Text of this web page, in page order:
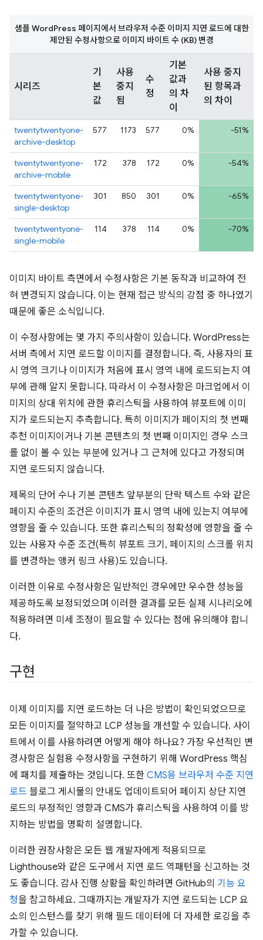
시리즈
기
본
값
사용
중지
됨
수
정
기본
값과
의 차
이
사용 중지
된 항목과
의 차이
twentytwentyone-
archive-desktop
577 1173 577 0% -51%
twentytwentyone-
archive-mobile
172 378 172 0% -54%
twentytwentyone-
single-desktop
301 850 301 0% -65%
twentytwentyone-
single-mobile
114 378 114 0% -70%
샘플 WordPress 페이지에서 브라우저 수준 이미지 지연 로드에 대한
제안된 수정사항으로 이미지 바이트 수 (KB) 변경
이미지 바이트 측면에서 수정사항은 기본 동작과 비교하여 전
혀 변경되지 않습니다. 이는 현재 접근 방식의 강점 중 하나였기
때문에 좋은 소식입니다.
이 수정사항에는 몇 가지 주의사항이 있습니다. WordPress는
서버 측에서 지연 로드할 이미지를 결정합니다. 즉, 사용자의 표
시 영역 크기나 이미지가 처음에 표시 영역 내에 로드되는지 여
부에 관해 알지 못합니다. 따라서 이 수정사항은 마크업에서 이
미지의 상대 위치에 관한 휴리스틱을 사용하여 뷰포트에 이미
지가 로드되는지 추측합니다. 특히 이미지가 페이지의 첫 번째
추천 이미지이거나 기본 콘텐츠의 첫 번째 이미지인 경우 스크
롤 없이 볼 수 있는 부분에 있거나 그 근처에 있다고 가정되며
지연 로드되지 않습니다.
제목의 단어 수나 기본 콘텐츠 앞부분의 단락 텍스트 수와 같은
페이지 수준의 조건은 이미지가 표시 영역 내에 있는지 여부에
영향을 줄 수 있습니다. 또한 휴리스틱의 정확성에 영향을 줄 수
있는 사용자 수준 조건(특히 뷰포트 크기, 페이지의 스크롤 위치
를 변경하는 앵커 링크 사용)도 있습니다.
이러한 이유로 수정사항은 일반적인 경우에만 우수한 성능을
제공하도록 보정되었으며 이러한 결과를 모든 실제 시나리오에
적용하려면 미세 조정이 필요할 수 있다는 점에 유의해야 합니
다.
구현
이제 이미지를 지연 로드하는 더 나은 방법이 확인되었으므로
모든 이미지를 절약하고 LCP 성능을 개선할 수 있습니다. 사이
트에서 이를 사용하려면 어떻게 해야 하나요? 가장 우선적인 변
경사항은 실험용 수정사항을 구현하기 위해 WordPress 핵심
에 패치를 제출하는 것입니다. 또한 CMS용 브라우저 수준 지연
로드 블로그 게시물의 안내도 업데이트되어 페이지 상단 지연
로드의 부정적인 영향과 CMS가 휴리스틱을 사용하여 이를 방
지하는 방법을 명확히 설명합니다.
이러한 권장사항은 모든 웹 개발자에게 적용되므로
Lighthouse와 같은 도구에서 지연 로드 역패턴을 신고하는 것
도 좋습니다. 감사 진행 상황을 확인하려면 GitHub의 기능 요
청을 참고하세요. 그때까지는 개발자가 지연 로드되는 LCP 요
소의 인스턴스를 찾기 위해 필드 데이터에 더 자세한 로깅을 추
가할 수 있습니다.